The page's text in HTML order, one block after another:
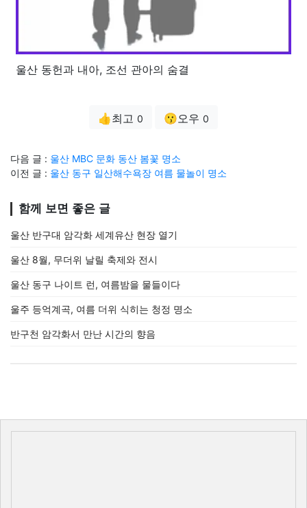
울산 동헌과 내아, 조선 관아의 숨결
👍최고 0 😗오우 0
다음 글 : 울산 MBC 문화 동산 봄꽃 명소
이전 글 : 울산 동구 일산해수욕장 여름 물놀이 명소
함께 보면 좋은 글
울산 반구대 암각화 세계유산 현장 열기
울산 8월, 무더위 날릴 축제와 전시
울산 동구 나이트 런, 여름밤을 물들이다
울주 등억계곡, 여름 더위 식히는 청정 명소
반구천 암각화서 만난 시간의 향음